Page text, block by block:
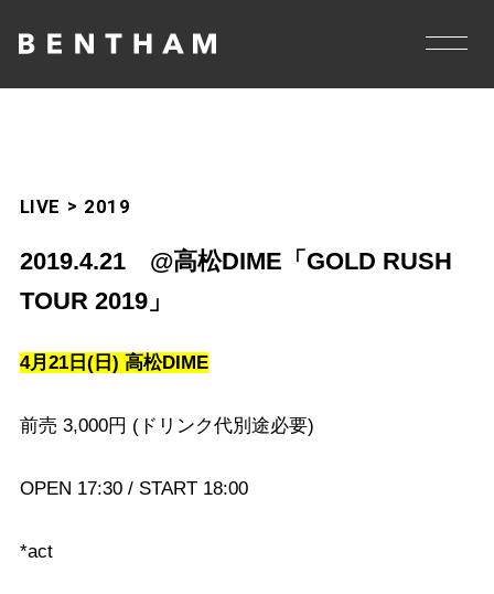
LIVE 2019
2019.4.21 @高松DIME「GOLD RUSH
TOUR 2019」
4月21日(日) 高松DIME
前売 3,000円 (ドリンク代別途必要)
OPEN 17:30 / START 18:00
*act